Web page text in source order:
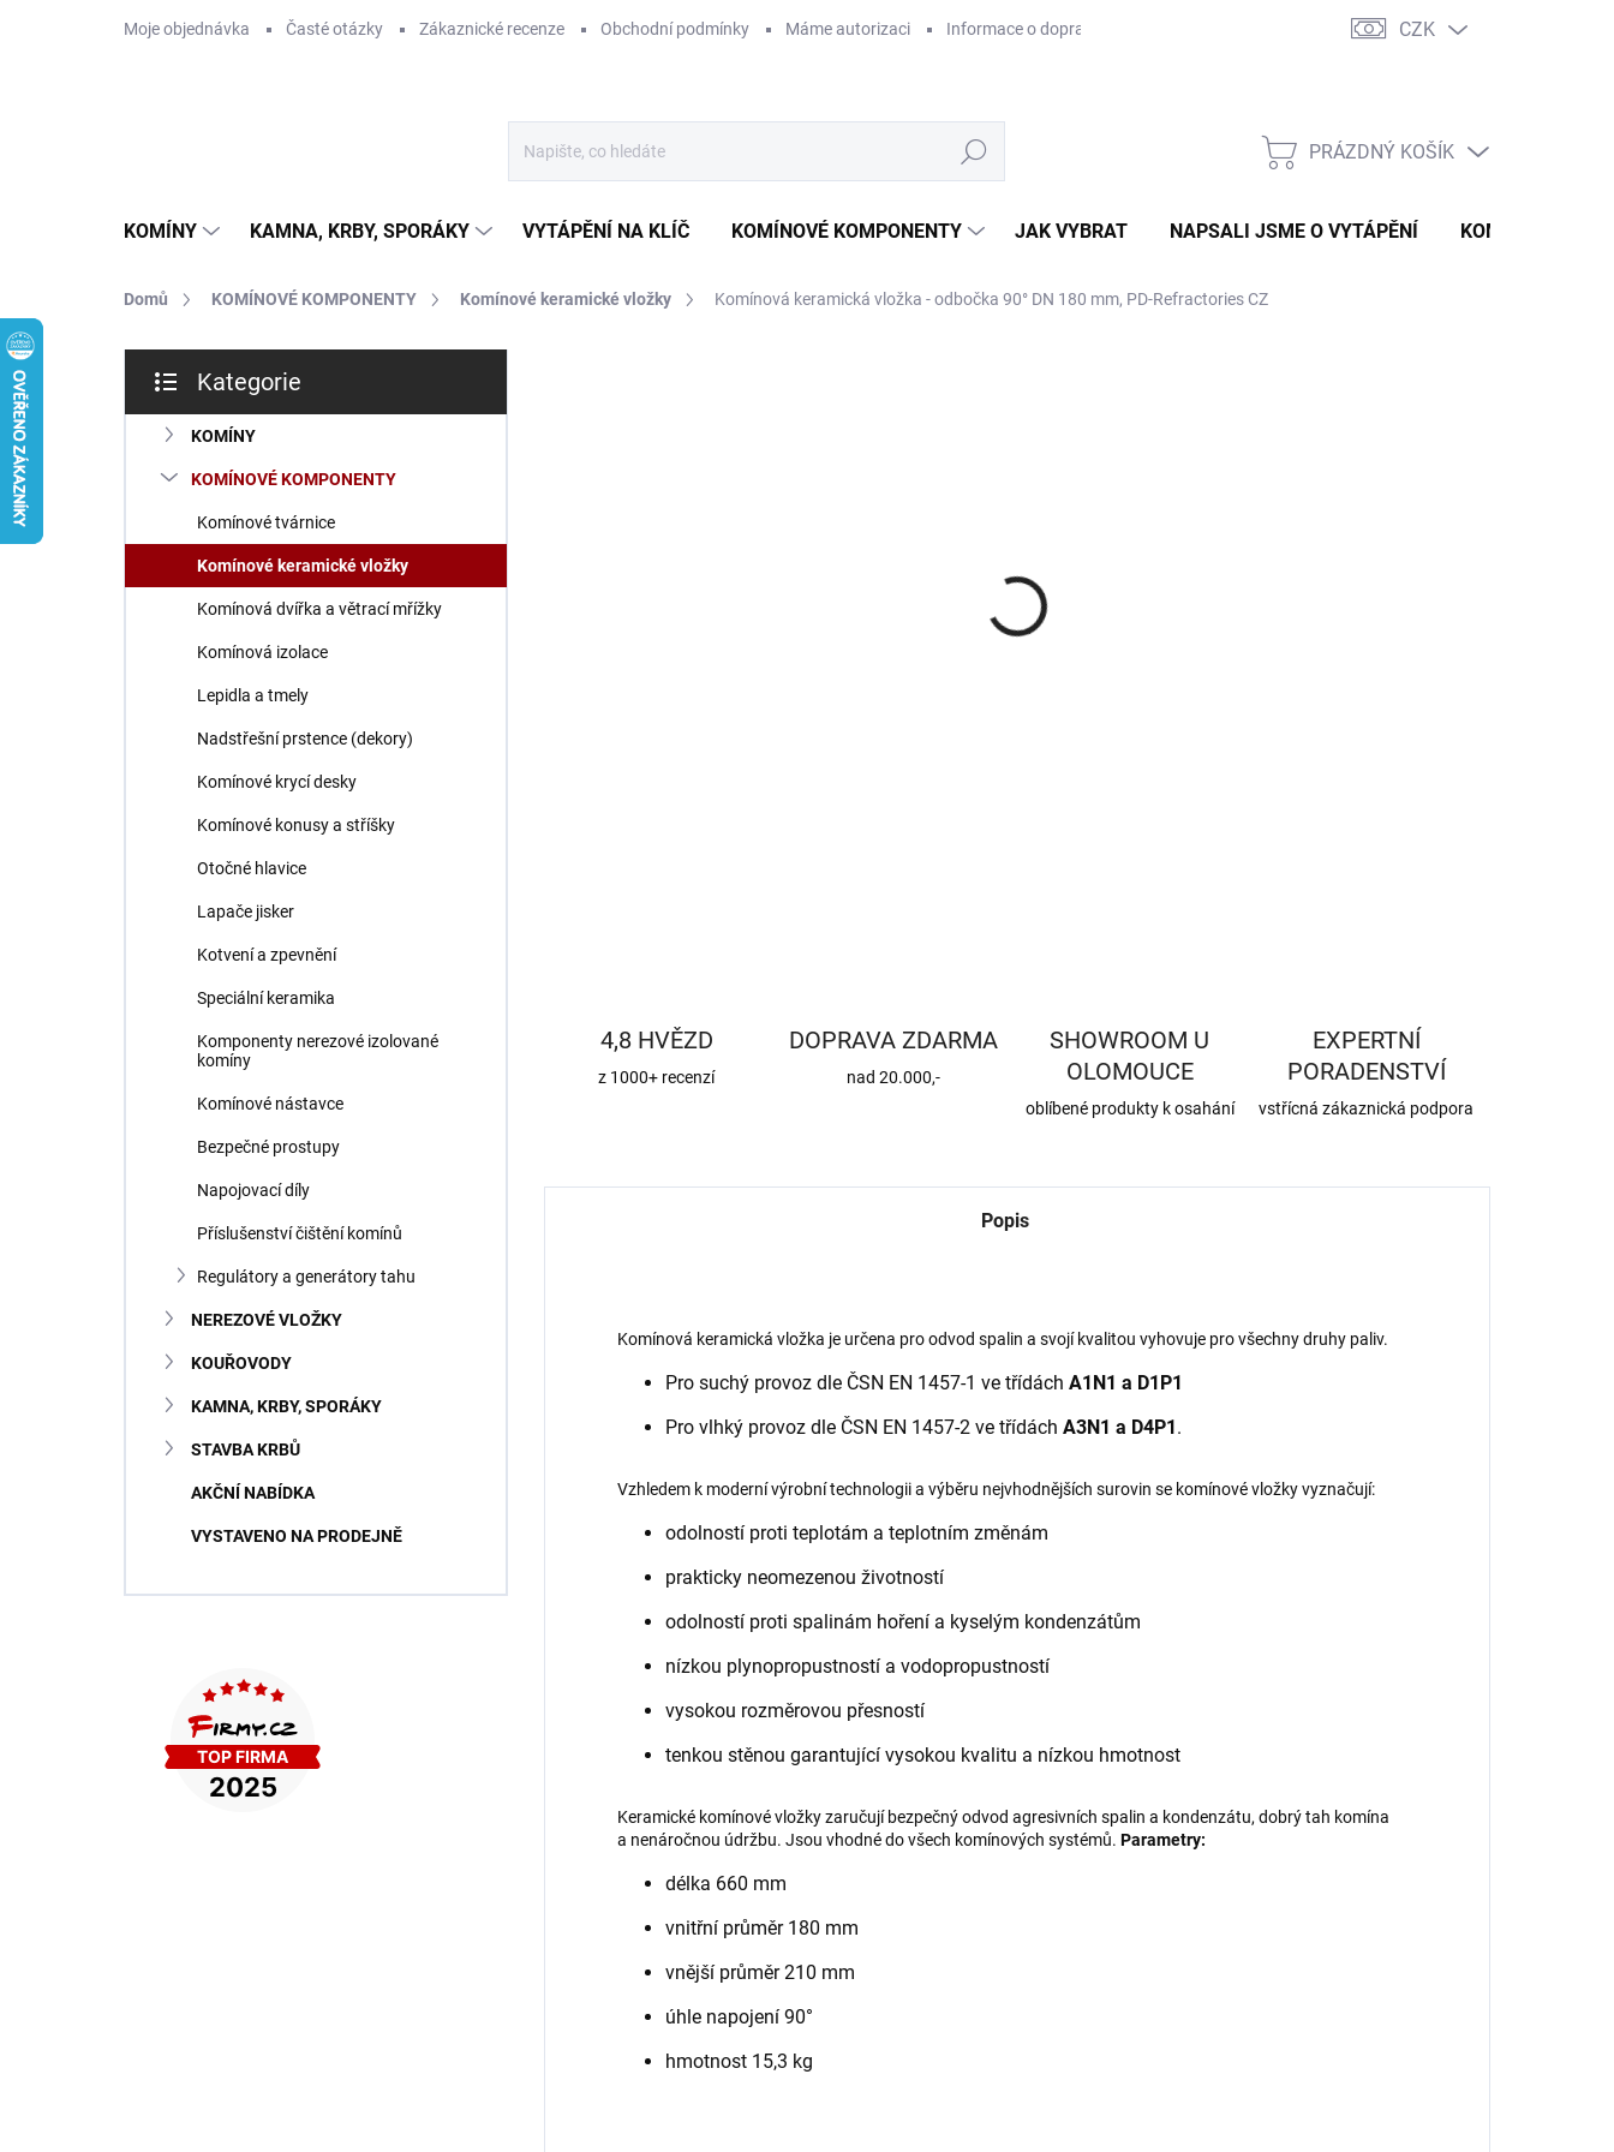
Moje objednávka Časté otázky Zákaznické recenze Obchodní podmínky Máme autorizaci Informace o dopravě Kontakty CZK
Hledat
NÁKUPNÍ
PRÁZDNÝ KOŠÍK
KOMÍNY KAMNA, KRBY, SPORÁKY VYTÁPĚNÍ NA KLÍČ KOMÍNOVÉ KOMPONENTY JAK VYBRAT NAPSALI JSME O VYTÁPĚNÍ KOMÍNOVÝ
Domů KOMÍNOVÉ KOMPONENTY Komínové keramické vložky Komínová keramická vložka - odbočka 90° DN 180 mm, PD-Refractories CZ
s
n
kategorie
Kategorie
KOMÍNY
KOMÍNOVÉ KOMPONENTY
Komínové tvárnice
Komínové keramické vložky
Komínová dvířka a větrací mřížky
Komínová izolace
Lepidla a tmely
Nadstřešní prstence (dekory)
Komínové krycí desky
Komínové konusy a stříšky
Otočné hlavice
Lapače jisker
Kotvení a zpevnění
Speciální keramika
Komponenty nerezové izolované
komíny
Komínové nástavce
Bezpečné prostupy
Napojovací díly
Příslušenství čištění komínů
Regulátory a generátory tahu
NEREZOVÉ VLOŽKY
KOUŘOVODY
KAMNA, KRBY, SPORÁKY
STAVBA KRBŮ
AKČNÍ NABÍDKA
VYSTAVENO NA PRODEJNĚ
4,8 HVĚZD
z 1000+ recenzí
DOPRAVA ZDARMA
nad 20.000,-
SHOWROOM U
OLOMOUCE
oblíbené produkty k osahání
EXPERTNÍ
PORADENSTVÍ
vstřícná zákaznická podpora
Popis
Komínová keramická vložka je určena pro odvod spalin a svojí kvalitou vyhovuje pro všechny druhy paliv.
Pro suchý provoz dle ČSN EN 1457-1 ve třídách A1N1 a D1P1
Pro vlhký provoz dle ČSN EN 1457-2 ve třídách A3N1 a D4P1.
Vzhledem k moderní výrobní technologii a výběru nejvhodnějších surovin se komínové vložky vyznačují:
odolností proti teplotám a teplotním změnám
prakticky neomezenou životností
odolností proti spalinám hoření a kyselým kondenzátům
nízkou plynopropustností a vodopropustností
vysokou rozměrovou přesností
tenkou stěnou garantující vysokou kvalitu a nízkou hmotnost
Keramické komínové vložky zaručují bezpečný odvod agresivních spalin a kondenzátu, dobrý tah komína
a nenáročnou údržbu. Jsou vhodné do všech komínových systémů. Parametry:
délka 660 mm
vnitřní průměr 180 mm
vnější průměr 210 mm
úhle napojení 90°
hmotnost 15,3 kg